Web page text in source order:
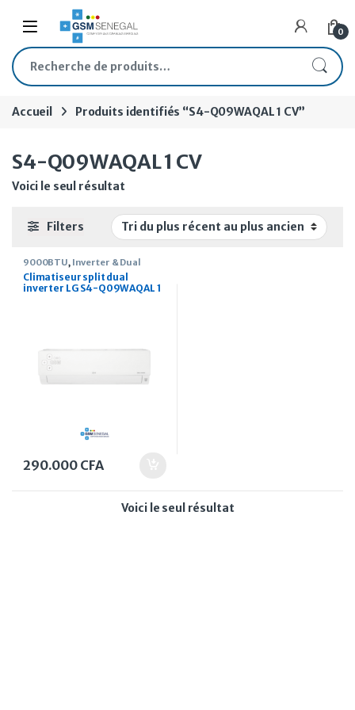
Skip to navigation
Skip to content
Open 0
Recherche pour :
Accueil Produits identifiés “S4-Q09WAQAL 1 CV”
S4-Q09WAQAL 1 CV
Voici le seul résultat
Filters
9000BTU, Inverter & Dual
Inverter
Climatiseur split dual
inverter LG S4-Q09WAQAL 1
290.000 CFA
Voici le seul résultat